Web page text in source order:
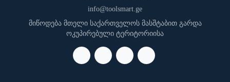
info@toolsmart.ge
მიწოდება მთელი საქართველოს მასშტაბით გარდა
ოკუპირებული ტერიტორიისა